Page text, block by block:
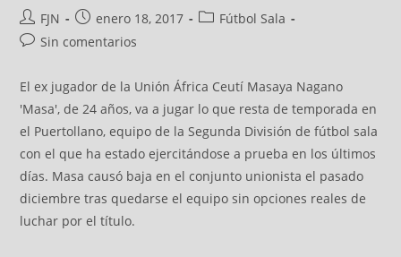
FJN enero 18, 2017
Fútbol Sala
Sin comentarios
El ex jugador de la Unión África Ceutí Masaya Nagano
'Masa', de 24 años, va a jugar lo que resta de temporada en
el Puertollano, equipo de la Segunda División de fútbol sala
con el que ha estado ejercitándose a prueba en los últimos
días. Masa causó baja en el conjunto unionista el pasado
diciembre tras quedarse el equipo sin opciones reales de
luchar por el título.